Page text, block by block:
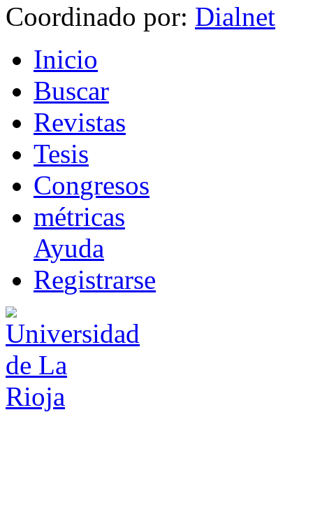
Coordinado por:
Inicio
Buscar
Revistas
Tesis
Congresos
métricas
Ayuda
Registrarse